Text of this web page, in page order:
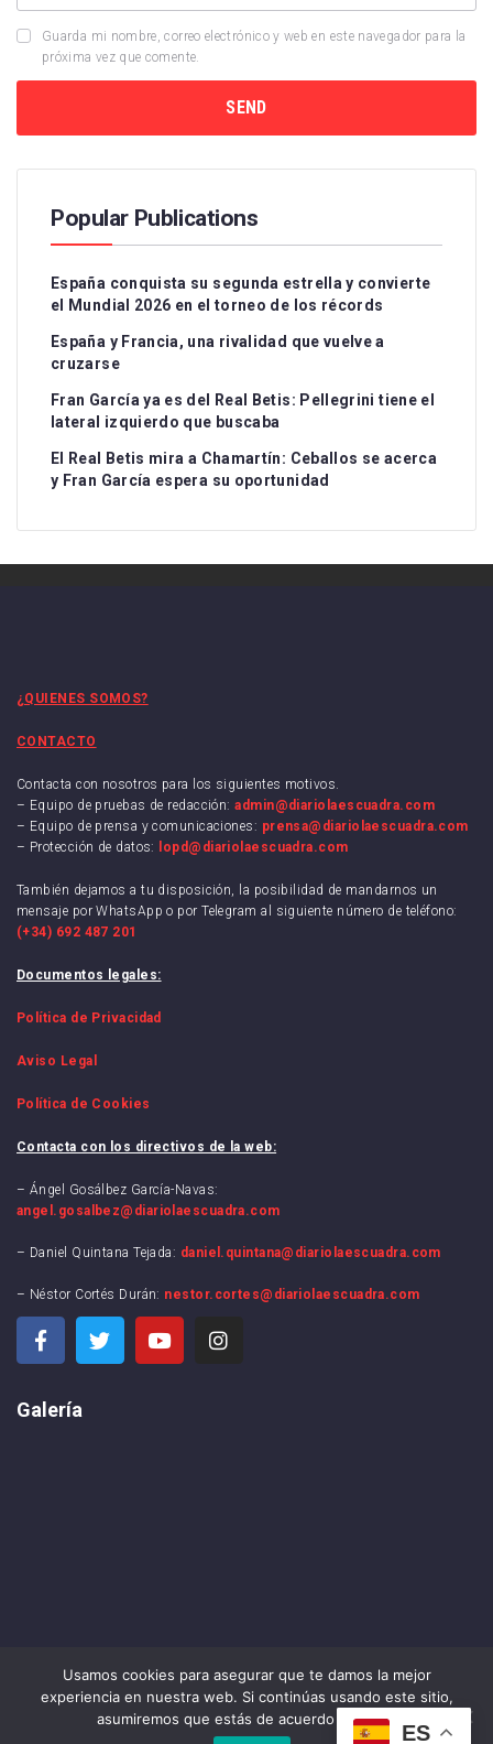
Guarda mi nombre, correo electrónico y web en este navegador para la
próxima vez que comente.
Popular Publications
España conquista su segunda estrella y convierte
el Mundial 2026 en el torneo de los récords
España y Francia, una rivalidad que vuelve a
cruzarse
Fran García ya es del Real Betis: Pellegrini tiene el
lateral izquierdo que buscaba
El Real Betis mira a Chamartín: Ceballos se acerca
y Fran García espera su oportunidad
¿QUIENES SOMOS?
CONTACTO
Contacta con nosotros para los siguientes motivos.
– Equipo de pruebas de redacción:admin@diariolaescuadra.com
– Equipo de prensa y comunicaciones: prensa@diariolaescuadra.com
– Protección de datos:
lopd@diariolaescuadra.com
También dejamos a tu disposición, la posibilidad de mandarnos un
mensaje por WhatsApp o por Telegram al siguiente número de teléfono:
(+34) 692 487 201
Documentos legales:
Política de Privacidad
Aviso Legal
Política de Cookies
Contacta con los directivos de la web:
– Ángel Gosálbez García-Navas:
angel.gosalbez@diariolaescuadra.com
– Daniel Quintana Tejada: daniel.quintana@diariolaescuadra.com
– Néstor Cortés Durán: nestor.cortes@diariolaescuadra.com
Galería
DIARIO LA ESCUADRA ©2024 . All rights reserved ES
Usamos cookies para asegurar que te damos la mejor
experiencia en nuestra web. Si continúas usando este sitio,
asumiremos que estás de acuerdo con ello.